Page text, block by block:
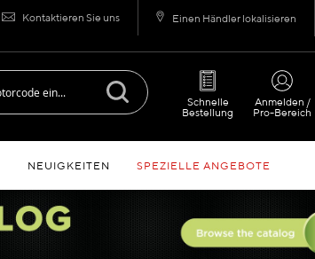
Kontaktieren Sie uns Einen Händler lokalisieren
Schnelle
Bestellung
Anmelden /
Pro-Bereich
NEUIGKEITEN SPEZIELLE ANGEBOTE